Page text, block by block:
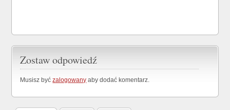
Zostaw odpowiedź
Musisz byćzalogowany aby dodać komentarz.